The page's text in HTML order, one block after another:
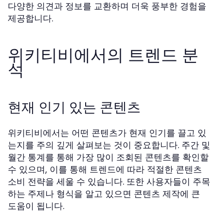
다양한 의견과 정보를 교환하며 더욱 풍부한 경험을
제공합니다.
위키티비에서의 트렌드 분
석
현재 인기 있는 콘텐츠
위키티비에서는 어떤 콘텐츠가 현재 인기를 끌고 있
는지를 주의 깊게 살펴보는 것이 중요합니다. 주간 및
월간 통계를 통해 가장 많이 조회된 콘텐츠를 확인할
수 있으며, 이를 통해 트렌드에 따라 적절한 콘텐츠
소비 전략을 세울 수 있습니다. 또한 사용자들이 주목
하는 주제나 형식을 알고 있으면 콘텐츠 제작에 큰
도움이 됩니다.